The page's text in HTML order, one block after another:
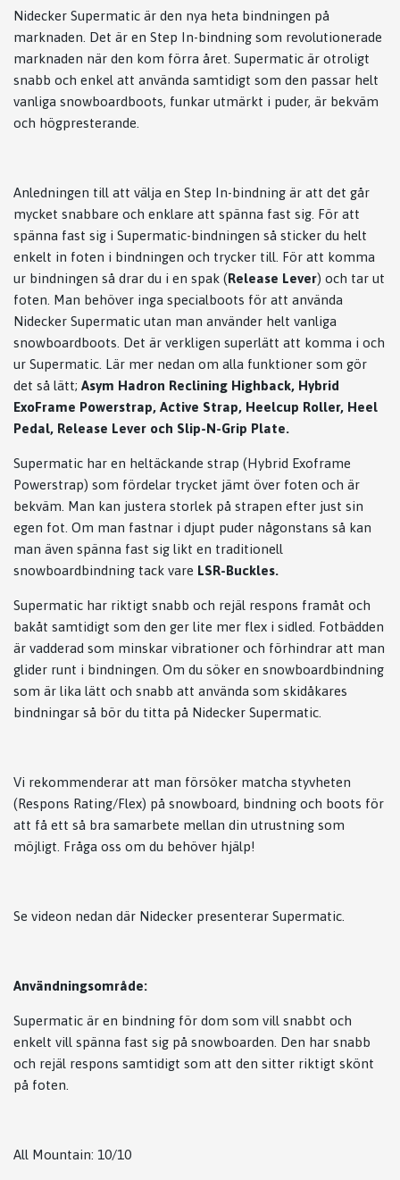
Nidecker Supermatic är den nya heta bindningen på
marknaden. Det är en Step In-bindning som revolutionerade
marknaden när den kom förra året. Supermatic är otroligt
snabb och enkel att använda samtidigt som den passar helt
vanliga snowboardboots, funkar utmärkt i puder, är bekväm
och högpresterande.
Anledningen till att välja en Step In-bindning är att det går
mycket snabbare och enklare att spänna fast sig. För att
spänna fast sig i Supermatic-bindningen så sticker du helt
enkelt in foten i bindningen och trycker till. För att komma
ur bindningen så drar du i en spak (Release Lever) och tar ut
foten. Man behöver inga specialboots för att använda
Nidecker Supermatic utan man använder helt vanliga
snowboardboots. Det är verkligen superlätt att komma i och
ur Supermatic. Lär mer nedan om alla funktioner som gör
det så lätt; Asym Hadron Reclining Highback, Hybrid
ExoFrame Powerstrap, Active Strap, Heelcup Roller, Heel
Pedal, Release Lever och Slip-N-Grip Plate.
Supermatic har en heltäckande strap (Hybrid Exoframe
Powerstrap) som fördelar trycket jämt över foten och är
bekväm. Man kan justera storlek på strapen efter just sin
egen fot. Om man fastnar i djupt puder någonstans så kan
man även spänna fast sig likt en traditionell
snowboardbindning tack vare LSR-Buckles.
Supermatic har riktigt snabb och rejäl respons framåt och
bakåt samtidigt som den ger lite mer flex i sidled. Fotbädden
är vadderad som minskar vibrationer och förhindrar att man
glider runt i bindningen. Om du söker en snowboardbindning
som är lika lätt och snabb att använda som skidåkares
bindningar så bör du titta på Nidecker Supermatic.
Vi rekommenderar att man försöker matcha styvheten
(Respons Rating/Flex) på snowboard, bindning och boots för
att få ett så bra samarbete mellan din utrustning som
möjligt. Fråga oss om du behöver hjälp!
Se videon nedan där Nidecker presenterar Supermatic.
Användningsområde:
Supermatic är en bindning för dom som vill snabbt och
enkelt vill spänna fast sig på snowboarden. Den har snabb
och rejäl respons samtidigt som att den sitter riktigt skönt
på foten.
All Mountain: 10/10